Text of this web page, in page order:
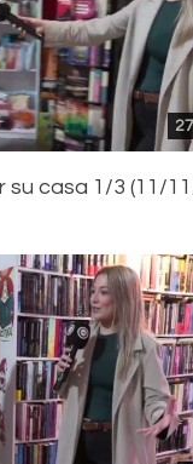
su casa 1/3 (11/